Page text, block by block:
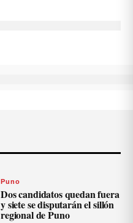
Puno
Dos candidatos quedan fuera
y siete se disputarán el sillón
regional de Puno